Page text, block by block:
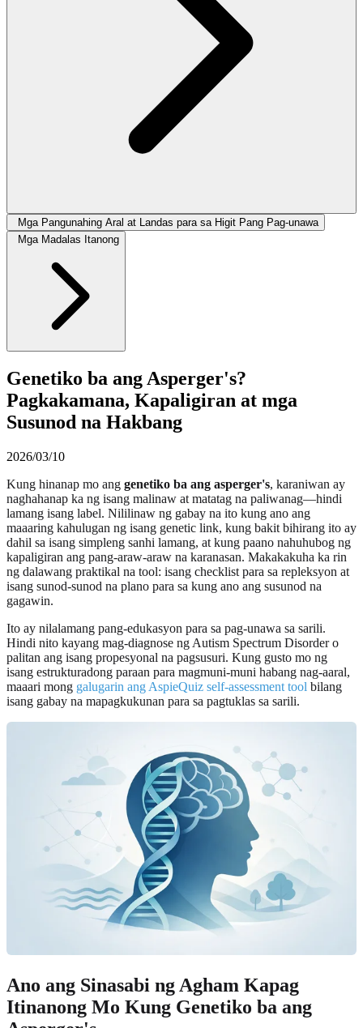
Mga Pangunahing Aral at Landas para sa Higit Pang Pag-unawa
Mga Madalas Itanong
Genetiko ba ang Asperger's?
Pagkakamana, Kapaligiran at mga
Susunod na Hakbang
2026/03/10
Kung hinanap mo ang genetiko ba ang asperger's, karaniwan ay
naghahanap ka ng isang malinaw at matatag na paliwanag—hindi
lamang isang label. Nililinaw ng gabay na ito kung ano ang
maaaring kahulugan ng isang genetic link, kung bakit bihirang ito ay
dahil sa isang simpleng sanhi lamang, at kung paano nahuhubog ng
kapaligiran ang pang-araw-araw na karanasan. Makakakuha ka rin
ng dalawang praktikal na tool: isang checklist para sa repleksyon at
isang sunod-sunod na plano para sa kung ano ang susunod na
gagawin.
Ito ay nilalamang pang-edukasyon para sa pag-unawa sa sarili.
Hindi nito kayang mag-diagnose ng Autism Spectrum Disorder o
palitan ang isang propesyonal na pagsusuri. Kung gusto mo ng
isang estrukturadong paraan para magmuni-muni habang nag-aaral,
maaari mong galugarin ang AspieQuiz self-assessment tool bilang
isang gabay na mapagkukunan para sa pagtuklas sa sarili.
Ano ang Sinasabi ng Agham Kapag
Itinanong Mo Kung Genetiko ba ang